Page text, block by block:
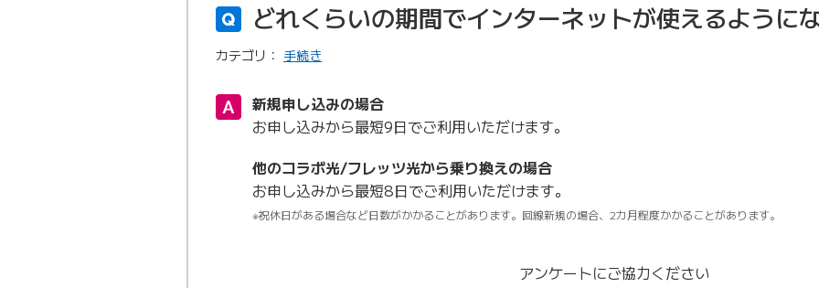
どれくらいの期間でインターネットが使えるように
カテゴリ： 手続き
新規申し込みの場合
お申し込みから最短9日でご利用いただけます。
他のコラボ光/フレッツ光から乗り換えの場合
お申し込みから最短8日でご利用いただけます。
※祝休日がある場合など日数がかかることがあります。回線新規の場合、2カ月程度かかることがあります。
アンケートにご協力ください